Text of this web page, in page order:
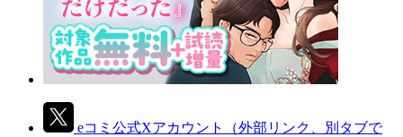
eコミ公式Xアカウント
（外部リンク、別タブで